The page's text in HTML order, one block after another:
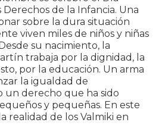
de la Infancia. Una
sobre la dura situación
viven miles de niños y niñas
su nacimiento, la
trabaja por la dignidad, la
por la educación. Un arma
la igualdad de
un derecho que ha sido
y pequeñas. En este
realidad de los Valmiki en